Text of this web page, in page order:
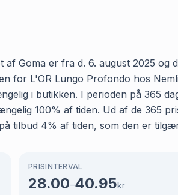
Goma er fra d. 6. august 2025 og
for L'OR Lungo Profondo hos
i butikken. I perioden på 365
100% af tiden. Ud af de 365
tilbud 4% af tiden, som den er
PRISINTERVAL
28.00–40.95kr